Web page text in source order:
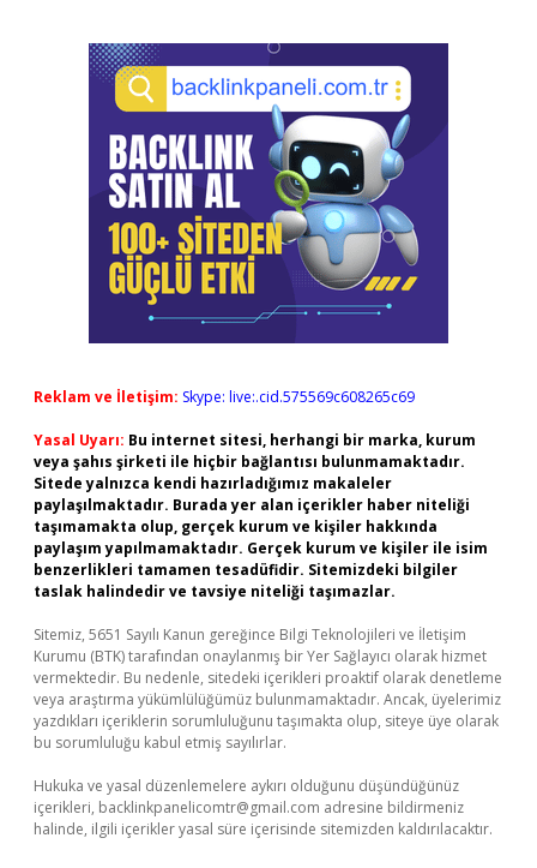
Reklam ve İletişim: Skype: live:.cid.575569c608265c69
Yasal Uyarı: Bu internet sitesi, herhangi bir marka, kurum
veya şahıs şirketi ile hiçbir bağlantısı bulunmamaktadır.
Sitede yalnızca kendi hazırladığımız makaleler
paylaşılmaktadır. Burada yer alan içerikler haber niteliği
taşımamakta olup, gerçek kurum ve kişiler hakkında
paylaşım yapılmamaktadır. Gerçek kurum ve kişiler ile isim
benzerlikleri tamamen tesadüfidir. Sitemizdeki bilgiler
taslak halindedir ve tavsiye niteliği taşımazlar.
Sitemiz, 5651 Sayılı Kanun gereğince Bilgi Teknolojileri ve İletişim
Kurumu (BTK) tarafından onaylanmış bir Yer Sağlayıcı olarak hizmet
vermektedir. Bu nedenle, sitedeki içerikleri proaktif olarak denetleme
veya araştırma yükümlülüğümüz bulunmamaktadır. Ancak, üyelerimiz
yazdıkları içeriklerin sorumluluğunu taşımakta olup, siteye üye olarak
bu sorumluluğu kabul etmiş sayılırlar.
Hukuka ve yasal düzenlemelere aykırı olduğunu düşündüğünüz
içerikleri, backlinkpanelicomtr@gmail.com adresine bildirmeniz
halinde, ilgili içerikler yasal süre içerisinde sitemizden kaldırılacaktır.